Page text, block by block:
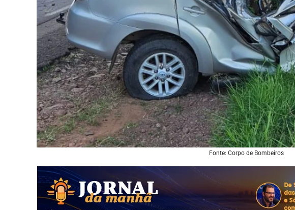
Fonte: Corpo de Bombeiros